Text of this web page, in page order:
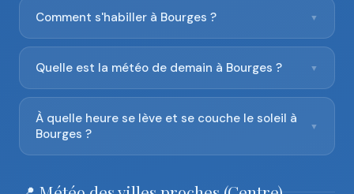
Comment s'habiller à Bourges ? ▼
Quelle est la météo de demain à Bourges ? ▼
À quelle heure se lève et se couche le soleil à
Bourges ?
▼